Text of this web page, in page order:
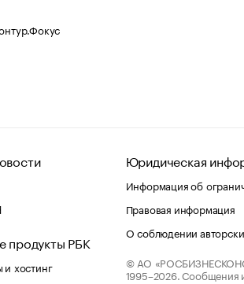
продукты РБК
хостинг
Юридическая
Информация об
Правовая информация
О соблюдении
© АО
1995–2026. Сообщения